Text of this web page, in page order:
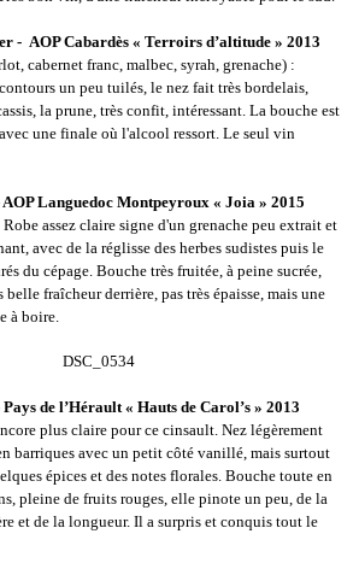
- AOP Cabardès « Terroirs d’altitude » 2013
cabernet franc, malbec, syrah, grenache) :
un peu tuilés, le nez fait très bordelais,
la prune, très confit, intéressant. La bouche est
une finale où l'alcool ressort. Le seul vin
AOP Languedoc Montpeyroux « Joia » 2015
assez claire signe d'un grenache peu extrait et
avec de la réglisse des herbes sudistes puis le
du cépage. Bouche très fruitée, à peine sucrée,
belle fraîcheur derrière, pas très épaisse, mais une
à boire.
de l’Hérault « Hauts de Carol’s » 2013
plus claire pour ce cinsault. Nez légèrement
barriques avec un petit côté vanillé, mais surtout
épices et des notes florales. Bouche toute en
pleine de fruits rouges, elle pinote un peu, de la
et de la longueur. Il a surpris et conquis tout le